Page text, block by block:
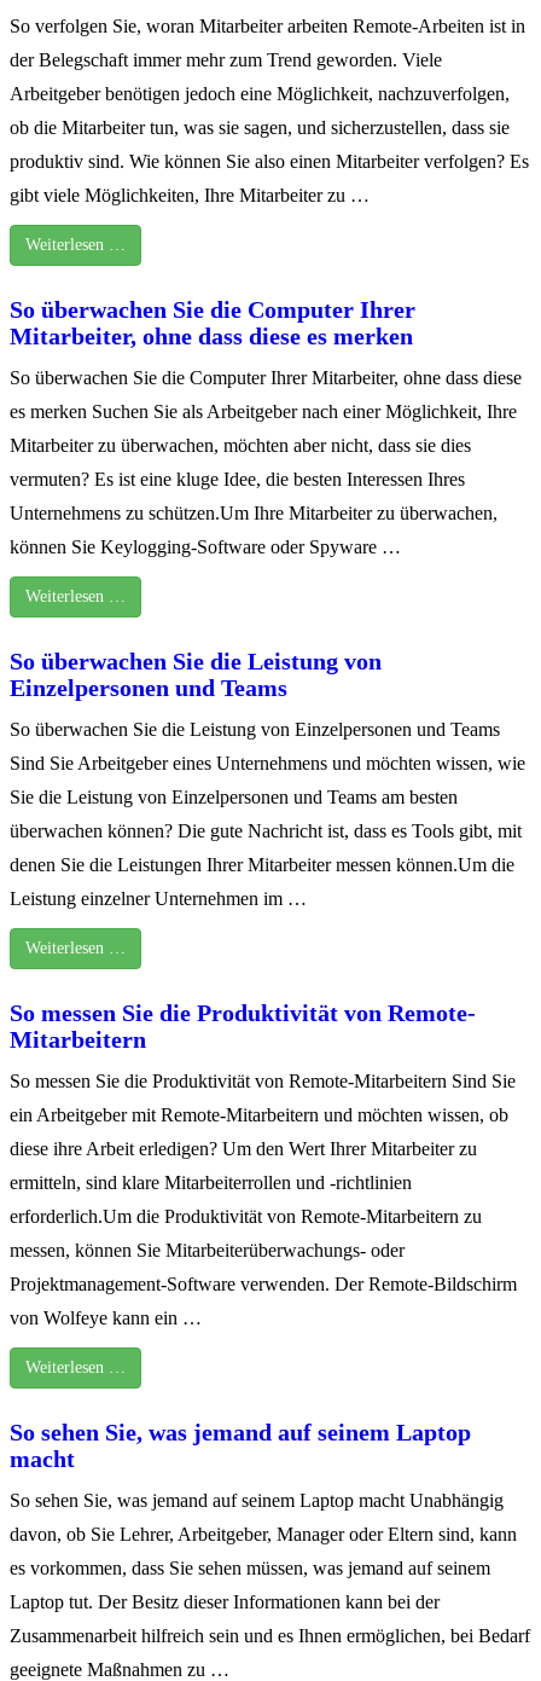
So verfolgen Sie, woran Mitarbeiter arbeiten Remote-Arbeiten ist in
der Belegschaft immer mehr zum Trend geworden. Viele
Arbeitgeber benötigen jedoch eine Möglichkeit, nachzuverfolgen,
ob die Mitarbeiter tun, was sie sagen, und sicherzustellen, dass sie
produktiv sind. Wie können Sie also einen Mitarbeiter verfolgen? Es
gibt viele Möglichkeiten, Ihre Mitarbeiter zu …
Weiterlesen …
So überwachen Sie die Computer Ihrer
Mitarbeiter, ohne dass diese es merken
So überwachen Sie die Computer Ihrer Mitarbeiter, ohne dass diese
es merken Suchen Sie als Arbeitgeber nach einer Möglichkeit, Ihre
Mitarbeiter zu überwachen, möchten aber nicht, dass sie dies
vermuten? Es ist eine kluge Idee, die besten Interessen Ihres
Unternehmens zu schützen.Um Ihre Mitarbeiter zu überwachen,
können Sie Keylogging-Software oder Spyware …
Weiterlesen …
So überwachen Sie die Leistung von
Einzelpersonen und Teams
So überwachen Sie die Leistung von Einzelpersonen und Teams
Sind Sie Arbeitgeber eines Unternehmens und möchten wissen, wie
Sie die Leistung von Einzelpersonen und Teams am besten
überwachen können? Die gute Nachricht ist, dass es Tools gibt, mit
denen Sie die Leistungen Ihrer Mitarbeiter messen können.Um die
Leistung einzelner Unternehmen im …
Weiterlesen …
So messen Sie die Produktivität von Remote-
Mitarbeitern
So messen Sie die Produktivität von Remote-Mitarbeitern Sind Sie
ein Arbeitgeber mit Remote-Mitarbeitern und möchten wissen, ob
diese ihre Arbeit erledigen? Um den Wert Ihrer Mitarbeiter zu
ermitteln, sind klare Mitarbeiterrollen und -richtlinien
erforderlich.Um die Produktivität von Remote-Mitarbeitern zu
messen, können Sie Mitarbeiterüberwachungs- oder
Projektmanagement-Software verwenden. Der Remote-Bildschirm
von Wolfeye kann ein …
Weiterlesen …
So sehen Sie, was jemand auf seinem Laptop
macht
So sehen Sie, was jemand auf seinem Laptop macht Unabhängig
davon, ob Sie Lehrer, Arbeitgeber, Manager oder Eltern sind, kann
es vorkommen, dass Sie sehen müssen, was jemand auf seinem
Laptop tut. Der Besitz dieser Informationen kann bei der
Zusammenarbeit hilfreich sein und es Ihnen ermöglichen, bei Bedarf
geeignete Maßnahmen zu …